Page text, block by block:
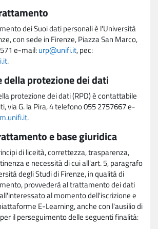
dei Suoi dati personali è l'Università
con sede in Firenze, Piazza San Marco,
e-mail:urp@unifi.it, pec:
.
della protezione dei dati
protezione dei dati (RPD) è contattabile
via G. la Pira, 4 telefono 055 2757667 e-
.
e base giuridica
di liceità, correttezza, trasparenza,
e necessità di cui all'art. 5, paragrafo
degli Studi di Firenze, in qualità di
provvederà al trattamento dei dati
al momento dell'iscrizione e
E-Learning, anche con l'ausilio di
il perseguimento delle seguenti finalità: